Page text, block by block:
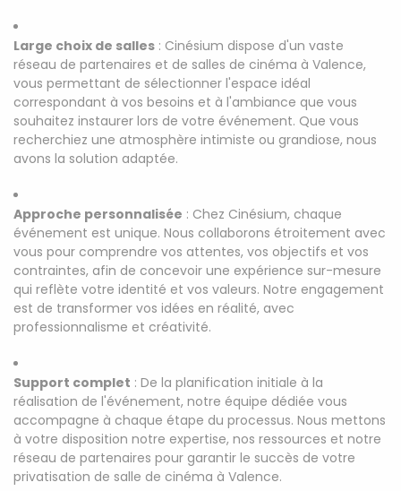
Large choix de salles : Cinésium dispose d'un vaste
réseau de partenaires et de salles de cinéma à Valence,
vous permettant de sélectionner l'espace idéal
correspondant à vos besoins et à l'ambiance que vous
souhaitez instaurer lors de votre événement. Que vous
recherchiez une atmosphère intimiste ou grandiose, nous
avons la solution adaptée.
Approche personnalisée : Chez Cinésium, chaque
événement est unique. Nous collaborons étroitement avec
vous pour comprendre vos attentes, vos objectifs et vos
contraintes, afin de concevoir une expérience sur-mesure
qui reflète votre identité et vos valeurs. Notre engagement
est de transformer vos idées en réalité, avec
professionnalisme et créativité.
Support complet : De la planification initiale à la
réalisation de l'événement, notre équipe dédiée vous
accompagne à chaque étape du processus. Nous mettons
à votre disposition notre expertise, nos ressources et notre
réseau de partenaires pour garantir le succès de votre
privatisation de salle de cinéma à Valence.